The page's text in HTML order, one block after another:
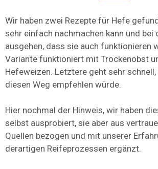
Wir haben zwei Rezepte für Hefe
sehr einfach nachmachen kann und bei
ausgehen, dass sie auch funktionieren
Variante funktioniert mit Trockenobst
Hefeweizen. Letztere geht sehr
diesen Weg empfehlen würde.
Hier nochmal der Hinweis, wir haben
selbst ausprobiert, sie aber aus
Quellen bezogen und mit unserer
derartigen Reifeprozessen ergänzt.